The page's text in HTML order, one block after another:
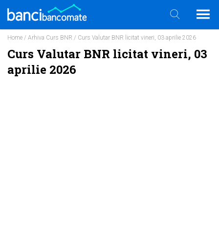
Home / Arhiva Curs BNR / Curs Valutar BNR licitat vineri, 03 aprilie 2026
Curs Valutar BNR licitat vineri, 03
aprilie 2026